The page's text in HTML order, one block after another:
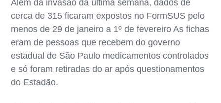
Além da invasão da última semana, dados de
cerca de 315 ficaram expostos no FormSUS pelo
menos de 29 de janeiro a 1º de fevereiro As fichas
eram de pessoas que recebem do governo
estadual de São Paulo medicamentos controlados
e só foram retiradas do ar após questionamentos
do Estadão.